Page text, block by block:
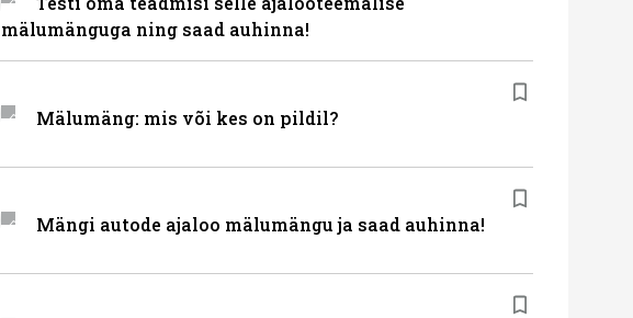
mälumänguga ning saad auhinna!
Mälumäng: mis või kes on pildil?
Mängi autode ajaloo mälumängu ja saad auhinna!